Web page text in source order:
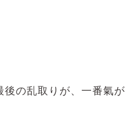
の乱取りが、一番氣が